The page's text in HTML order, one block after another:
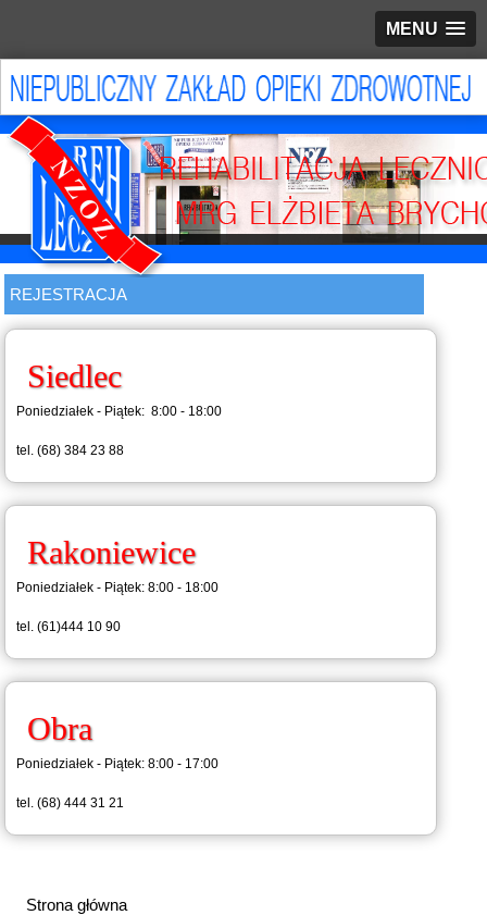
MENU
REJESTRACJA
Siedlec
Poniedziałek - Piątek: 8:00 - 18:00
tel. (68) 384 23 88
Rakoniewice
Poniedziałek - Piątek: 8:00 - 18:00
tel. (61)444 10 90
Obra
Poniedziałek - Piątek: 8:00 - 17:00
tel. (68) 444 31 21
Strona główna